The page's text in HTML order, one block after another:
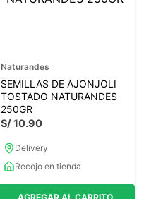
Naturandes
SEMILLAS DE AJONJOLI
TOSTADO NATURANDES
250GR
S/10.90
Delivery
Recojo en tienda